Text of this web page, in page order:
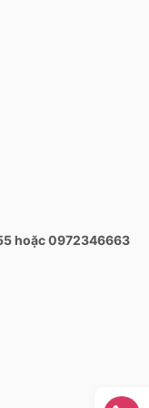
có thể nâng
kèm với đó là
hoặc 0972346663